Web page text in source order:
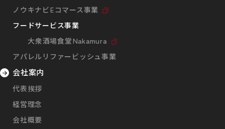
ノウキナビEコマース事業
フードサービス事業
大衆酒場食堂Nakamura
アパレルリファービッシュ事業
会社案内
代表挨拶
経営理念
会社概要